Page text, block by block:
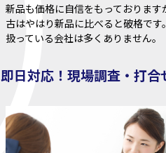
新品も価格に自信をもっております
古はやはり新品に比べると破格です
扱っている会社は多くありません。
即日対応！現場調査・打合